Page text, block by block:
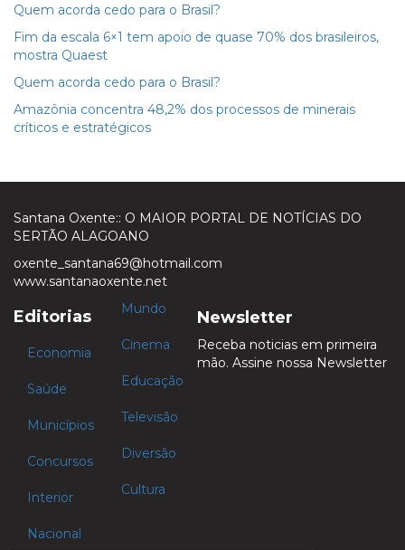
Quem acorda cedo para o Brasil?
Fim da escala 6×1 tem apoio de quase 70% dos brasileiros,
mostra Quaest
Quem acorda cedo para o Brasil?
Amazônia concentra 48,2% dos processos de minerais
críticos e estratégicos
Santana Oxente:: O MAIOR PORTAL DE NOTÍCIAS DO
SERTÃO ALAGOANO
oxente_santana69@hotmail.com
www.santanaoxente.net
Editorias
Economia
Saúde
Municípios
Concursos
Interior
Nacional
Mundo
Cinema
Educação
Televisão
Diversão
Cultura
Newsletter
Receba noticias em primeira
mão. Assine nossa Newsletter